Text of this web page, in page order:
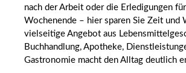
nach der Arbeit oder die Erledigungen
Wochenende – hier sparen Sie Zeit und
vielseitige Angebot aus
Buchhandlung, Apotheke,
Gastronomie macht den Alltag deutlich